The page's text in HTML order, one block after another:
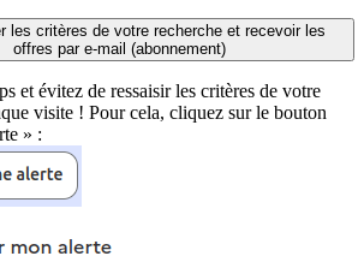
les critères de votre recherche et recevoir les
offres par e-mail (abonnement)
et évitez de ressaisir les critères de votre
visite ! Pour cela, cliquez sur le bouton
» :